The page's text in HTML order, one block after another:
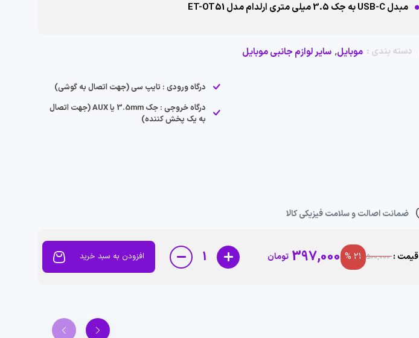
مبدل USB-C به جک 3.5 میلی متری ارلدام مدل ET-OT51
دسته بندی : موبایل, سایر لوازم جانبی موبایل
درگاه ورودی : تایپ سی (جهت اتصال به گوشی)
درگاه خروجی : جک 3.5mm یا AUX (جهت اتصال
به یک پخش کننده)
ضمانت اصالت و سلامت فیزیکی کالا
قیمت : 500,000
21 %
397,000 تومان 1 افزودن به سبد خرید